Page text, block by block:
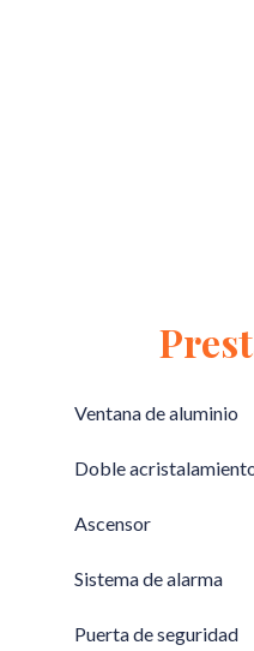
Ventana de aluminio
Doble
Ascensor
Sistema de alarma
Puerta de seguridad